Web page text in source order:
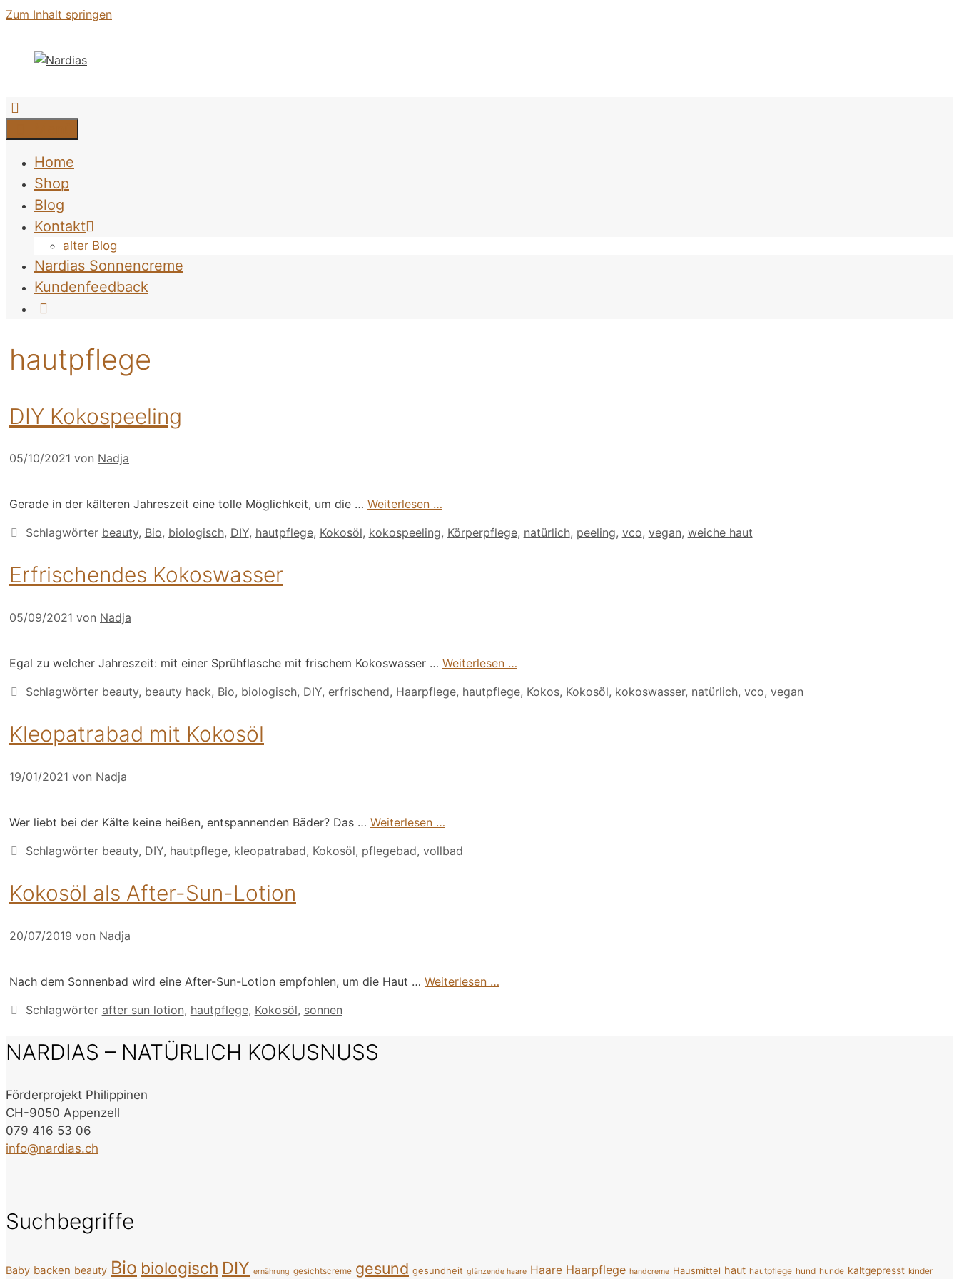
Zum Inhalt springen
Home
Shop
Blog
Kontakt
alter Blog
Nardias Sonnencreme
Kundenfeedback
hautpflege
DIY Kokospeeling
05/10/2021 von Nadja
Gerade in der kälteren Jahreszeit eine tolle Möglichkeit, um die … Weiterlesen …
Schlagwörter beauty, Bio, biologisch, DIY, hautpflege, Kokosöl, kokospeeling, Körperpflege, natürlich, peeling, vco, vegan, weiche haut
Erfrischendes Kokoswasser
05/09/2021 von Nadja
Egal zu welcher Jahreszeit: mit einer Sprühflasche mit frischem Kokoswasser … Weiterlesen …
Schlagwörter beauty, beauty hack, Bio, biologisch, DIY, erfrischend, Haarpflege, hautpflege, Kokos, Kokosöl, kokoswasser, natürlich, vco, vegan
Kleopatrabad mit Kokosöl
19/01/2021 von Nadja
Wer liebt bei der Kälte keine heißen, entspannenden Bäder? Das … Weiterlesen …
Schlagwörter beauty, DIY, hautpflege, kleopatrabad, Kokosöl, pflegebad, vollbad
Kokosöl als After-Sun-Lotion
20/07/2019 von Nadja
Nach dem Sonnenbad wird eine After-Sun-Lotion empfohlen, um die Haut … Weiterlesen …
Schlagwörter after sun lotion, hautpflege, Kokosöl, sonnen
NARDIAS – NATÜRLICH KOKUSNUSS
Förderprojekt Philippinen
CH-9050 Appenzell
079 416 53 06
info@nardias.ch
Suchbegriffe
Baby backen beauty Bio biologisch DIY ernährung gesichtscreme gesund gesundheit glänzende haare Haare Haarpflege handcreme Hausmittel haut hautpflege hund hunde kaltgepresst kinder